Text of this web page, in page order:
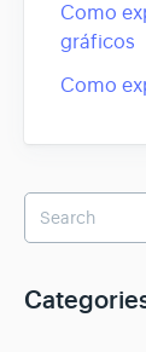
Como
gráficos
Como